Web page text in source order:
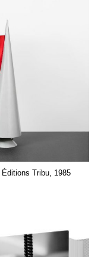
Tribu, 1985